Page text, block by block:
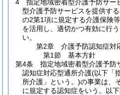
4
指定地域密着型介護予防サー
型介護予防サービスを提供す
の2第1項に規定する介護保険
を活用し、適切かつ有効に行
い。
第2章
介護予防認知症対
第1節
基本方針
第4条
指定地域密着型介護予防
認知症対応型通所介護(以下「
所介護」という。)の事業は、
に規定する認知症をいう。以